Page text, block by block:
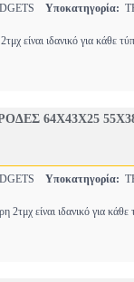
Υποκατηγορία:
είναι ιδανικό για κάθε
64Χ43Χ25
Υποκατηγορία:
είναι ιδανικό για